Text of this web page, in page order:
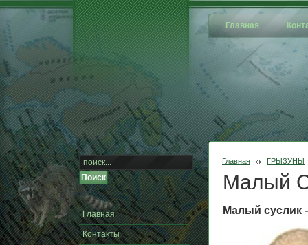
Главная
Главная ГРЫЗУНЫ
Малый
Малый суслик
Главная
Контакты